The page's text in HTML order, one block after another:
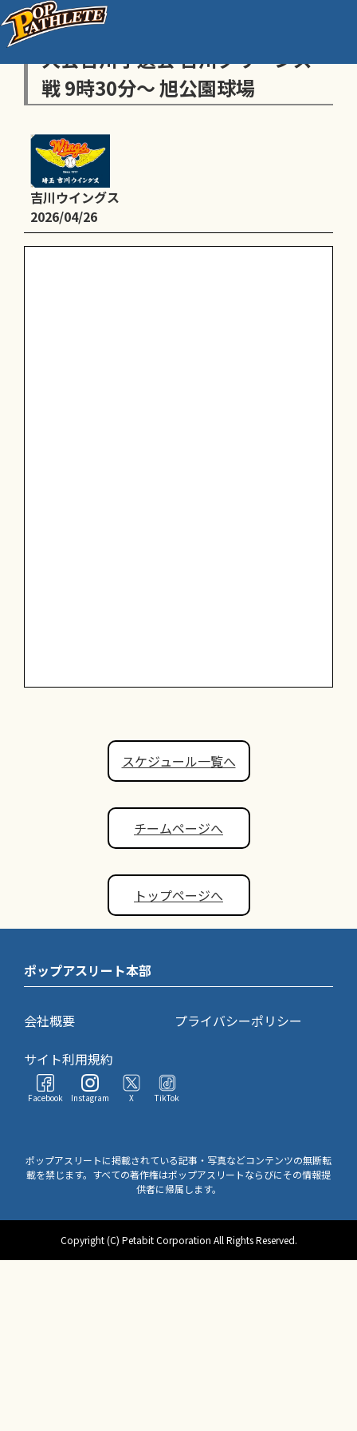
【高学年】全日本学童軟式野球
大会吉川予選会 吉川グリーンズ
戦 9時30分〜 旭公園球場
吉川ウイングス
2026/04/26
スケジュール一覧へ
チームページへ
トップページへ
ポップアスリート本部
会社概要
プライバシーポリシー
サイト利用規約
Facebook Instagram X TikTok
ポップアスリートに掲載されている記事・写真などコンテンツの無断転
載を禁じます。すべての著作権はポップアスリートならびにその情報提
供者に帰属します。
Copyright (C) Petabit Corporation All Rights Reserved.